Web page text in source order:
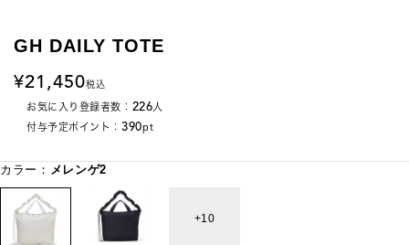
GH DAILY TOTE
21,450税込
お気に入り登録者数： 226人
付与予定ポイント： 390pt
カラー： メレンゲ2
10